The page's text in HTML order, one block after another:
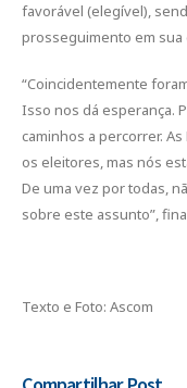
favorável (elegível),
prosseguimento em sua
“Coincidentemente
Isso nos dá esperança.
caminhos a percorrer.
os eleitores, mas nós
De uma vez por todas,
sobre este assunto”,
Texto e Foto: Ascom